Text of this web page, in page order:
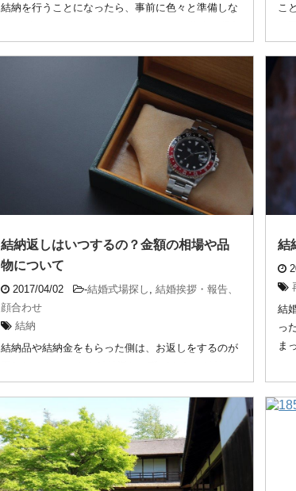
結納を行うことになったら、事前に色々と準備しな
が違う ...
こ
結納返しはいつするの？金額の相場や品
物について
2017/04/02 -結婚式場探し , 結婚挨拶・報告、
顔合わせ
結納
結納品や結納金をもらった側は、お返しをするのが
地方に ...
結
結
っ
ま